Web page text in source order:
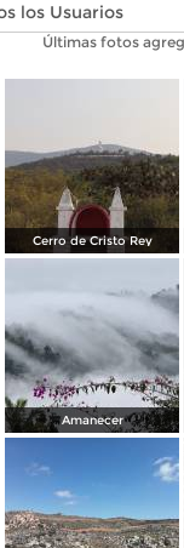
Últimas fotos
Cerro de Cristo Rey
Amanecer